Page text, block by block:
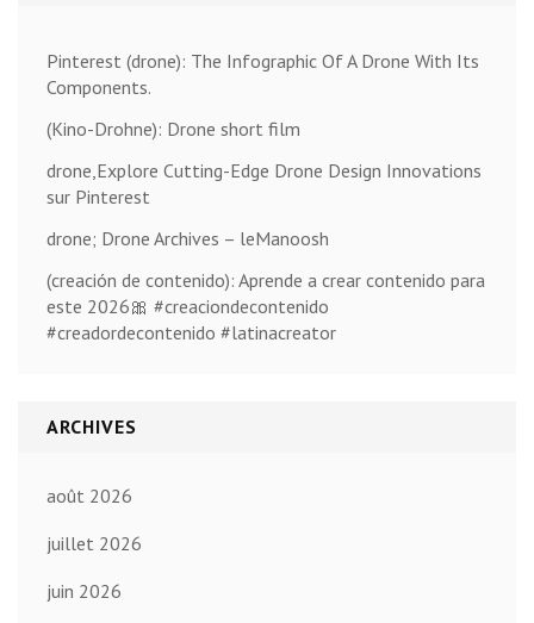
Pinterest (drone): The Infographic Of A Drone With Its
Components.
(Kino-Drohne): Drone short film
drone,Explore Cutting-Edge Drone Design Innovations
sur Pinterest
drone; Drone Archives – leManoosh
(creación de contenido): Aprende a crear contenido para
este 2026🎀 #creaciondecontenido
#creadordecontenido #latinacreator
ARCHIVES
août 2026
juillet 2026
juin 2026